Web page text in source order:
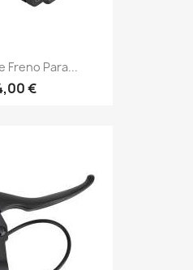
Freno Para...
€